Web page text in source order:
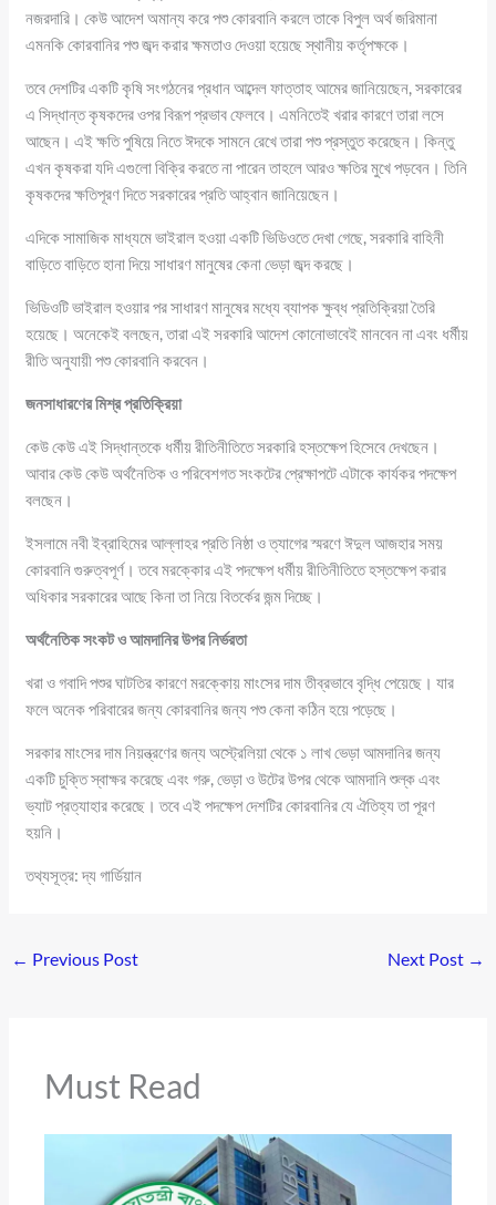
নজরদারি। কেউ আদেশ অমান্য করে পশু কোরবানি করলে তাকে বিপুল অর্থ জরিমানা
এমনকি কোরবানির পশু জব্দ করার ক্ষমতাও দেওয়া হয়েছে স্থানীয় কর্তৃপক্ষকে।
তবে দেশটির একটি কৃষি সংগঠনের প্রধান আব্দেল ফাত্তাহ আমের জানিয়েছেন, সরকারের
এ সিদ্ধান্ত কৃষকদের ওপর বিরূপ প্রভাব ফেলবে। এমনিতেই খরার কারণে তারা লসে
আছেন। এই ক্ষতি পুষিয়ে নিতে ঈদকে সামনে রেখে তারা পশু প্রস্তুত করেছেন। কিন্তু
এখন কৃষকরা যদি এগুলো বিক্রি করতে না পারেন তাহলে আরও ক্ষতির মুখে পড়বেন। তিনি
কৃষকদের ক্ষতিপূরণ দিতে সরকারের প্রতি আহ্বান জানিয়েছেন।
এদিকে সামাজিক মাধ্যমে ভাইরাল হওয়া একটি ভিডিওতে দেখা গেছে, সরকারি বাহিনী
বাড়িতে বাড়িতে হানা দিয়ে সাধারণ মানুষের কেনা ভেড়া জব্দ করছে।
ভিডিওটি ভাইরাল হওয়ার পর সাধারণ মানুষের মধ্যে ব্যাপক ক্ষুব্ধ প্রতিক্রিয়া তৈরি
হয়েছে। অনেকেই বলছেন, তারা এই সরকারি আদেশ কোনোভাবেই মানবেন না এবং ধর্মীয়
রীতি অনুযায়ী পশু কোরবানি করবেন।
জনসাধারণের মিশ্র প্রতিক্রিয়া
কেউ কেউ এই সিদ্ধান্তকে ধর্মীয় রীতিনীতিতে সরকারি হস্তক্ষেপ হিসেবে দেখছেন।
আবার কেউ কেউ অর্থনৈতিক ও পরিবেশগত সংকটের প্রেক্ষাপটে এটাকে কার্যকর পদক্ষেপ
বলছেন।
ইসলামে নবী ইব্রাহিমের আল্লাহর প্রতি নিষ্ঠা ও ত্যাগের স্মরণে ঈদুল আজহার সময়
কোরবানি গুরুত্বপূর্ণ। তবে মরক্কোর এই পদক্ষেপ ধর্মীয় রীতিনীতিতে হস্তক্ষেপ করার
অধিকার সরকারের আছে কিনা তা নিয়ে বিতর্কের জন্ম দিচ্ছে।
অর্থনৈতিক সংকট ও আমদানির উপর নির্ভরতা
খরা ও গবাদি পশুর ঘাটতির কারণে মরক্কোয় মাংসের দাম তীব্রভাবে বৃদ্ধি পেয়েছে। যার
ফলে অনেক পরিবারের জন্য কোরবানির জন্য পশু কেনা কঠিন হয়ে পড়েছে।
সরকার মাংসের দাম নিয়ন্ত্রণের জন্য অস্ট্রেলিয়া থেকে ১ লাখ ভেড়া আমদানির জন্য
একটি চুক্তি স্বাক্ষর করেছে এবং গরু, ভেড়া ও উটের উপর থেকে আমদানি শুল্ক এবং
ভ্যাট প্রত্যাহার করেছে। তবে এই পদক্ষেপ দেশটির কোরবানির যে ঐতিহ্য তা পূরণ
হয়নি।
তথ্যসূত্র: দ্য গার্ডিয়ান
← Previous Post Next Post →
Must Read